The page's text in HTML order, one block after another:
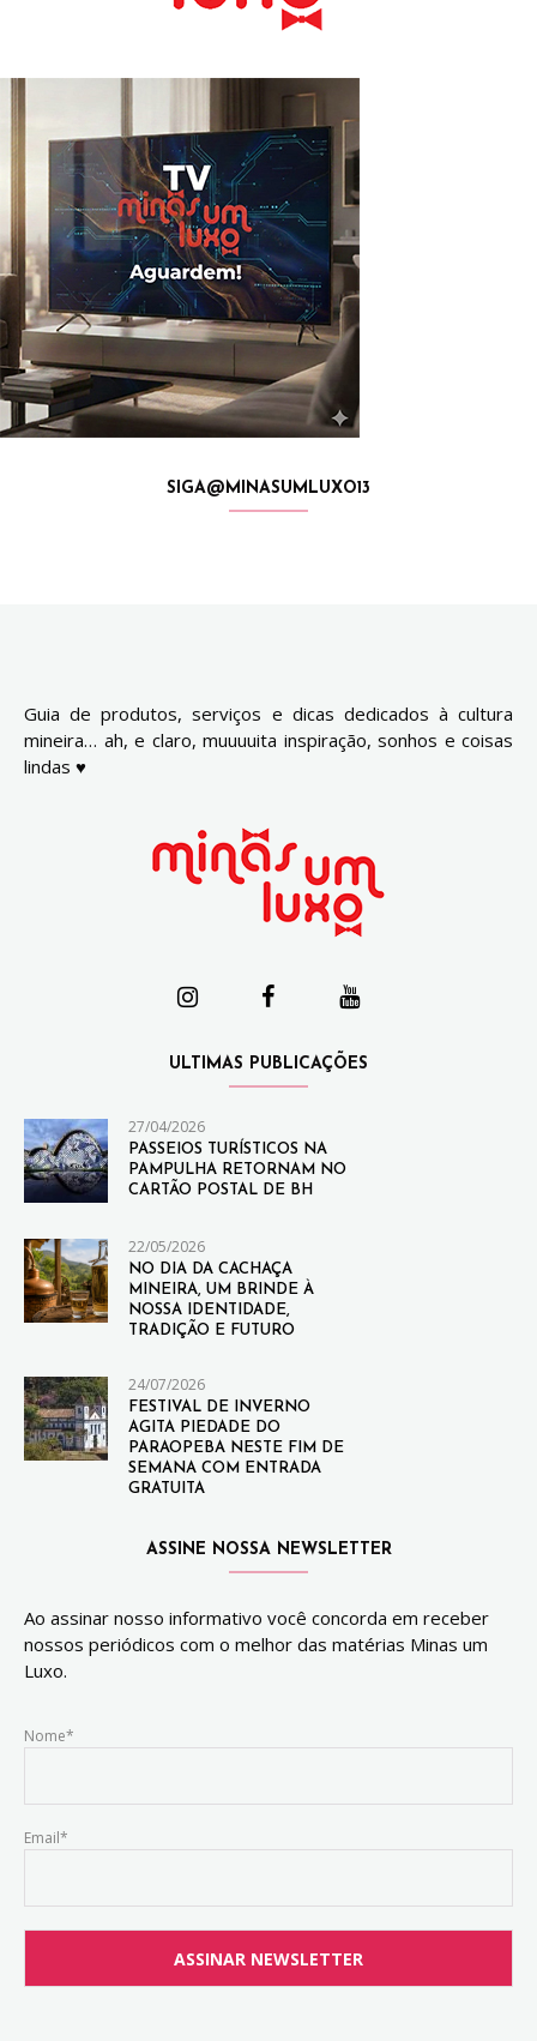
SIGA@MINASUMLUXO13
Guia de produtos, serviços e dicas dedicados à cultura
mineira… ah, e claro, muuuuita inspiração, sonhos e coisas
lindas ♥
ULTIMAS PUBLICAÇÕES
27/04/2026
PASSEIOS TURÍSTICOS NA
PAMPULHA RETORNAM NO
CARTÃO POSTAL DE BH
22/05/2026
NO DIA DA CACHAÇA
MINEIRA, UM BRINDE À
NOSSA IDENTIDADE,
TRADIÇÃO E FUTURO
24/07/2026
FESTIVAL DE INVERNO
AGITA PIEDADE DO
PARAOPEBA NESTE FIM DE
SEMANA COM ENTRADA
GRATUITA
ASSINE NOSSA NEWSLETTER
Ao assinar nosso informativo você concorda em receber
nossos periódicos com o melhor das matérias Minas um
Luxo.
Nome*
Email*